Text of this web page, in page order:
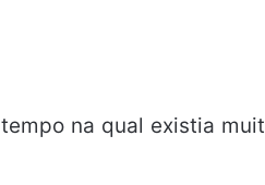
na qual existia